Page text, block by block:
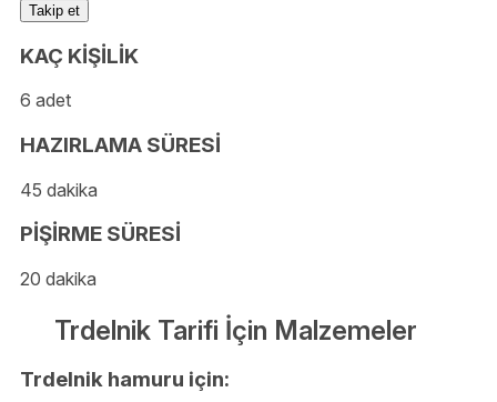
Takip et
KAÇ KİŞİLİK
6 adet
HAZIRLAMA SÜRESİ
45 dakika
PİŞİRME SÜRESİ
20 dakika
Trdelnik Tarifi İçin Malzemeler
Trdelnik hamuru için: